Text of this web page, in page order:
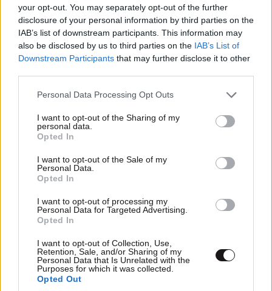
your opt-out. You may separately opt-out of the further
disclosure of your personal information by third parties on the
IAB’s list of downstream participants. This information may
also be disclosed by us to third parties on the IAB’s List of
Downstream Participants that may further disclose it to other
Please note that this website/app uses one or more Google
not limited to your visit or usage behaviour. You may click to
grant or deny consent to Google and its third-party tags to
use your data for below specified purposes in below Google
consent section.
Personal Data Processing Opt Outs
I want to opt-out of the Sharing of my
personal data.
Opted In
I want to opt-out of the Sale of my
Personal Data.
Opted In
I want to opt-out of processing my
Personal Data for Targeted Advertising.
Opted In
I want to opt-out of Collection, Use,
Retention, Sale, and/or Sharing of my
Personal Data that Is Unrelated with the
Purposes for which it was collected.
Opted Out
Νέο χάπι ρίχνει την «κακή» χοληστερίνη έως και